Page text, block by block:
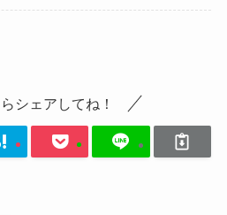
シェアしてね！